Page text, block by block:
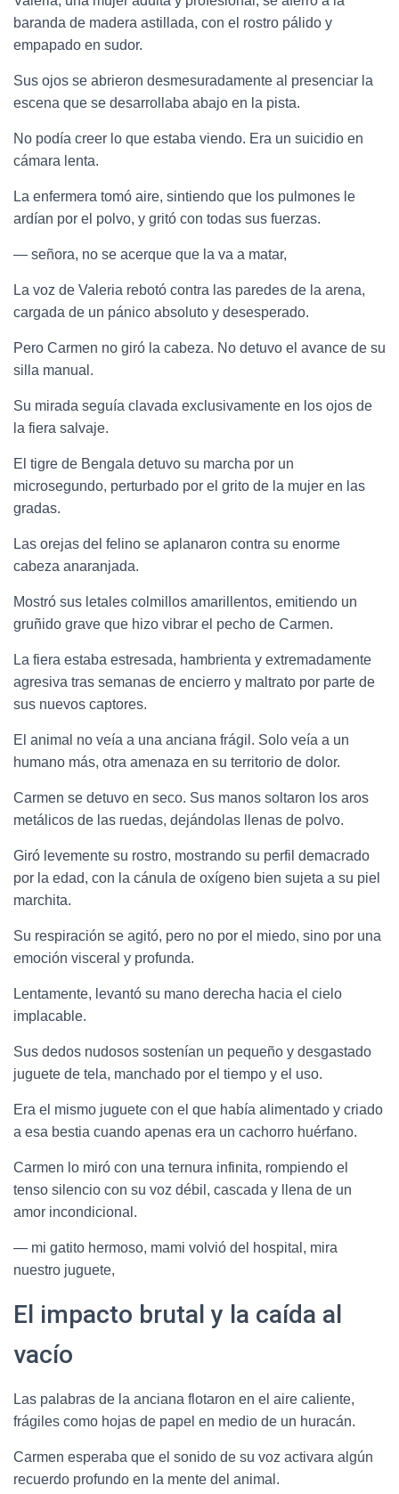
baranda de madera astillada, con el rostro pálido y
empapado en sudor.
Sus ojos se abrieron desmesuradamente al presenciar la
escena que se desarrollaba abajo en la pista.
No podía creer lo que estaba viendo. Era un suicidio en
cámara lenta.
La enfermera tomó aire, sintiendo que los pulmones le
ardían por el polvo, y gritó con todas sus fuerzas.
— señora, no se acerque que la va a matar,
La voz de Valeria rebotó contra las paredes de la arena,
cargada de un pánico absoluto y desesperado.
Pero Carmen no giró la cabeza. No detuvo el avance de su
silla manual.
Su mirada seguía clavada exclusivamente en los ojos de
la fiera salvaje.
El tigre de Bengala detuvo su marcha por un
microsegundo, perturbado por el grito de la mujer en las
gradas.
Las orejas del felino se aplanaron contra su enorme
cabeza anaranjada.
Mostró sus letales colmillos amarillentos, emitiendo un
gruñido grave que hizo vibrar el pecho de Carmen.
La fiera estaba estresada, hambrienta y extremadamente
agresiva tras semanas de encierro y maltrato por parte de
sus nuevos captores.
El animal no veía a una anciana frágil. Solo veía a un
humano más, otra amenaza en su territorio de dolor.
Carmen se detuvo en seco. Sus manos soltaron los aros
metálicos de las ruedas, dejándolas llenas de polvo.
Giró levemente su rostro, mostrando su perfil demacrado
por la edad, con la cánula de oxígeno bien sujeta a su piel
marchita.
Su respiración se agitó, pero no por el miedo, sino por una
emoción visceral y profunda.
Lentamente, levantó su mano derecha hacia el cielo
implacable.
Sus dedos nudosos sostenían un pequeño y desgastado
juguete de tela, manchado por el tiempo y el uso.
Era el mismo juguete con el que había alimentado y criado
a esa bestia cuando apenas era un cachorro huérfano.
Carmen lo miró con una ternura infinita, rompiendo el
tenso silencio con su voz débil, cascada y llena de un
amor incondicional.
— mi gatito hermoso, mami volvió del hospital, mira
nuestro juguete,
El impacto brutal y la caída al
vacío
Las palabras de la anciana flotaron en el aire caliente,
frágiles como hojas de papel en medio de un huracán.
Carmen esperaba que el sonido de su voz activara algún
recuerdo profundo en la mente del animal.